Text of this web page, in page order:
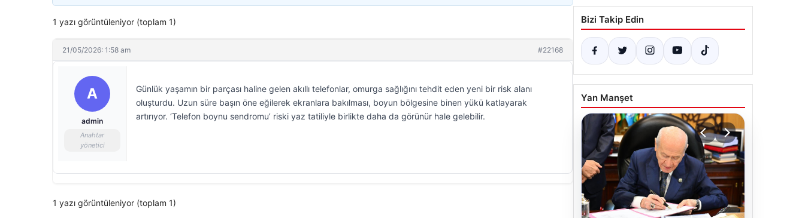
1 yazı görüntüleniyor (toplam 1)
21/05/2026: 1:58 am #22168
A
admin
Anahtar
yönetici
Günlük yaşamın bir parçası haline gelen akıllı telefonlar, omurga sağlığını tehdit eden yeni bir risk alanı
oluşturdu. Uzun süre başın öne eğilerek ekranlara bakılması, boyun bölgesine binen yükü katlayarak
artırıyor. ‘Telefon boynu sendromu’ riski yaz tatiliyle birlikte daha da görünür hale gelebilir.
1 yazı görüntüleniyor (toplam 1)
Bizi Takip Edin
Yan Manşet